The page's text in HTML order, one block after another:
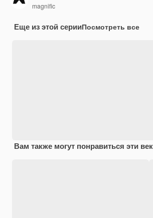
magnific
Еще из этой серииПосмотреть все
Вам также могут понравиться эти